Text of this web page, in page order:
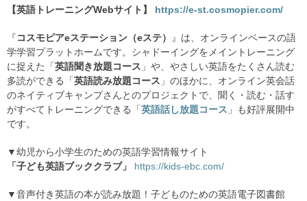
【英語トレーニングWebサイト】 https://e-st.cosmopier.com/
『 コスモピアeステーション（eステ）
』は、オンラインベースの語
学学習プラットホームです。シャドーイングをメイントレーニング
に捉えた「 英語聞き放題コース 」や、やさしい英語をたくさん読む
多読ができる「 英語読み放題コース 」のほかに、オンライン英会話
のネイティブキャンプさんとのプロジェクトで、聞く・読む・話す
がすべてトレーニングできる「 英語話し放題コース 」も好評展開中
です。
▼幼児から小学生のための英語学習情報サイト
「子ども英語ブッククラブ」
https://kids-ebc.com/
▼音声付き英語の本が読み放題！子どものための英語電子図書館